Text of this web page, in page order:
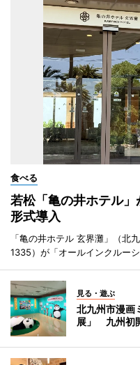
食べる
若松「亀の井ホテル」
形式導入
「亀の井ホテル 玄界灘」（北
1335）が「オールインクルー
見る・遊ぶ
北九州市漫画
展」 九州初